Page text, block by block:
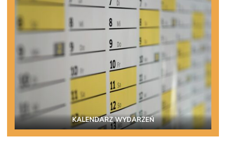
KALENDARZ WYDARZEŃ